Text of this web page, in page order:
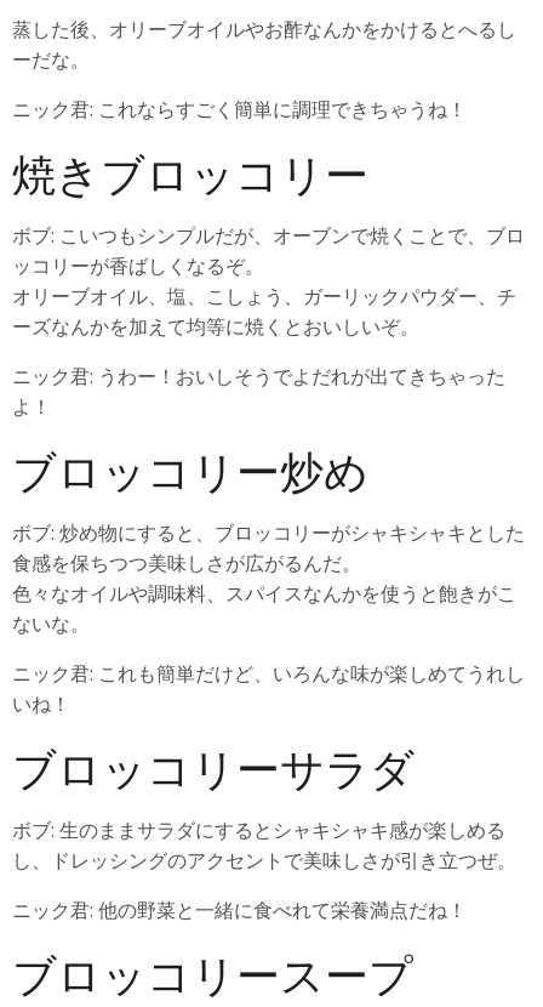
蒸した後、オリーブオイルやお酢なんかをかけるとへるし
ーだな。
ニック君: これならすごく簡単に調理できちゃうね！
焼きブロッコリー
ボブ: こいつもシンプルだが、オーブンで焼くことで、ブロ
ッコリーが香ばしくなるぞ。
オリーブオイル、塩、こしょう、ガーリックパウダー、チ
ーズなんかを加えて均等に焼くとおいしいぞ。
ニック君: うわー！おいしそうでよだれが出てきちゃった
よ！
ブロッコリー炒め
ボブ: 炒め物にすると、ブロッコリーがシャキシャキとした
食感を保ちつつ美味しさが広がるんだ。
色々なオイルや調味料、スパイスなんかを使うと飽きがこ
ないな。
ニック君: これも簡単だけど、いろんな味が楽しめてうれし
いね！
ブロッコリーサラダ
ボブ: 生のままサラダにするとシャキシャキ感が楽しめる
し、ドレッシングのアクセントで美味しさが引き立つぜ。
ニック君: 他の野菜と一緒に食べれて栄養満点だね！
ブロッコリースープ